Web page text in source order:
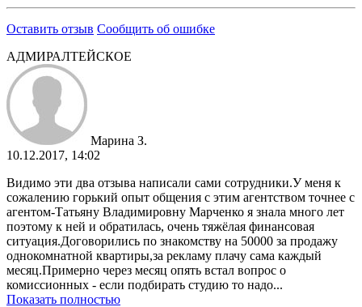
Оставить отзыв Сообщить об ошибке
АДМИРАЛТЕЙСКОЕ
Марина З.
10.12.2017, 14:02
Видимо эти два отзыва написали сами сотрудники.У меня к
сожалению горький опыт общения с этим агентством точнее с
агентом-Татьяну Владимировну Марченко я знала много лет
поэтому к ней и обратилась, очень тяжёлая финансовая
ситуация.Договорились по знакомству на 50000 за продажу
однокомнатной квартиры,за рекламу плачу сама каждый
месяц.Примерно через месяц опять встал вопрос о
комиссионных - если подбирать студию то надо...
Показать полностью